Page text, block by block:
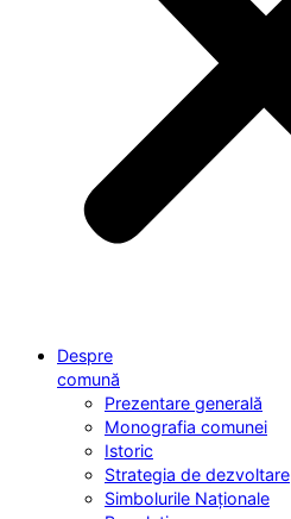
Despre
comună
Prezentare generală
Monografia comunei
Istoric
Strategia de dezvoltare
Simbolurile Naționale